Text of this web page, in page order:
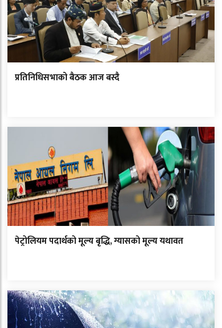
प्रतिनिधिसभाको बैठक आज बस्दै
पेट्रोलियम पदार्थको मूल्य बृद्धि, ग्यासको मूल्य यथावत